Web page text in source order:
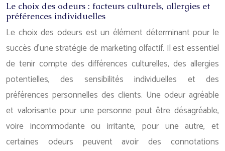
Le choix des odeurs : facteurs culturels, allergies et
préférences individuelles
Le choix des odeurs est un élément déterminant pour le
succès d’une stratégie de marketing olfactif. Il est essentiel
de tenir compte des différences culturelles, des allergies
potentielles, des sensibilités individuelles et des
préférences personnelles des clients. Une odeur agréable
et valorisante pour une personne peut être désagréable,
voire incommodante ou irritante, pour une autre, et
certaines odeurs peuvent avoir des connotations